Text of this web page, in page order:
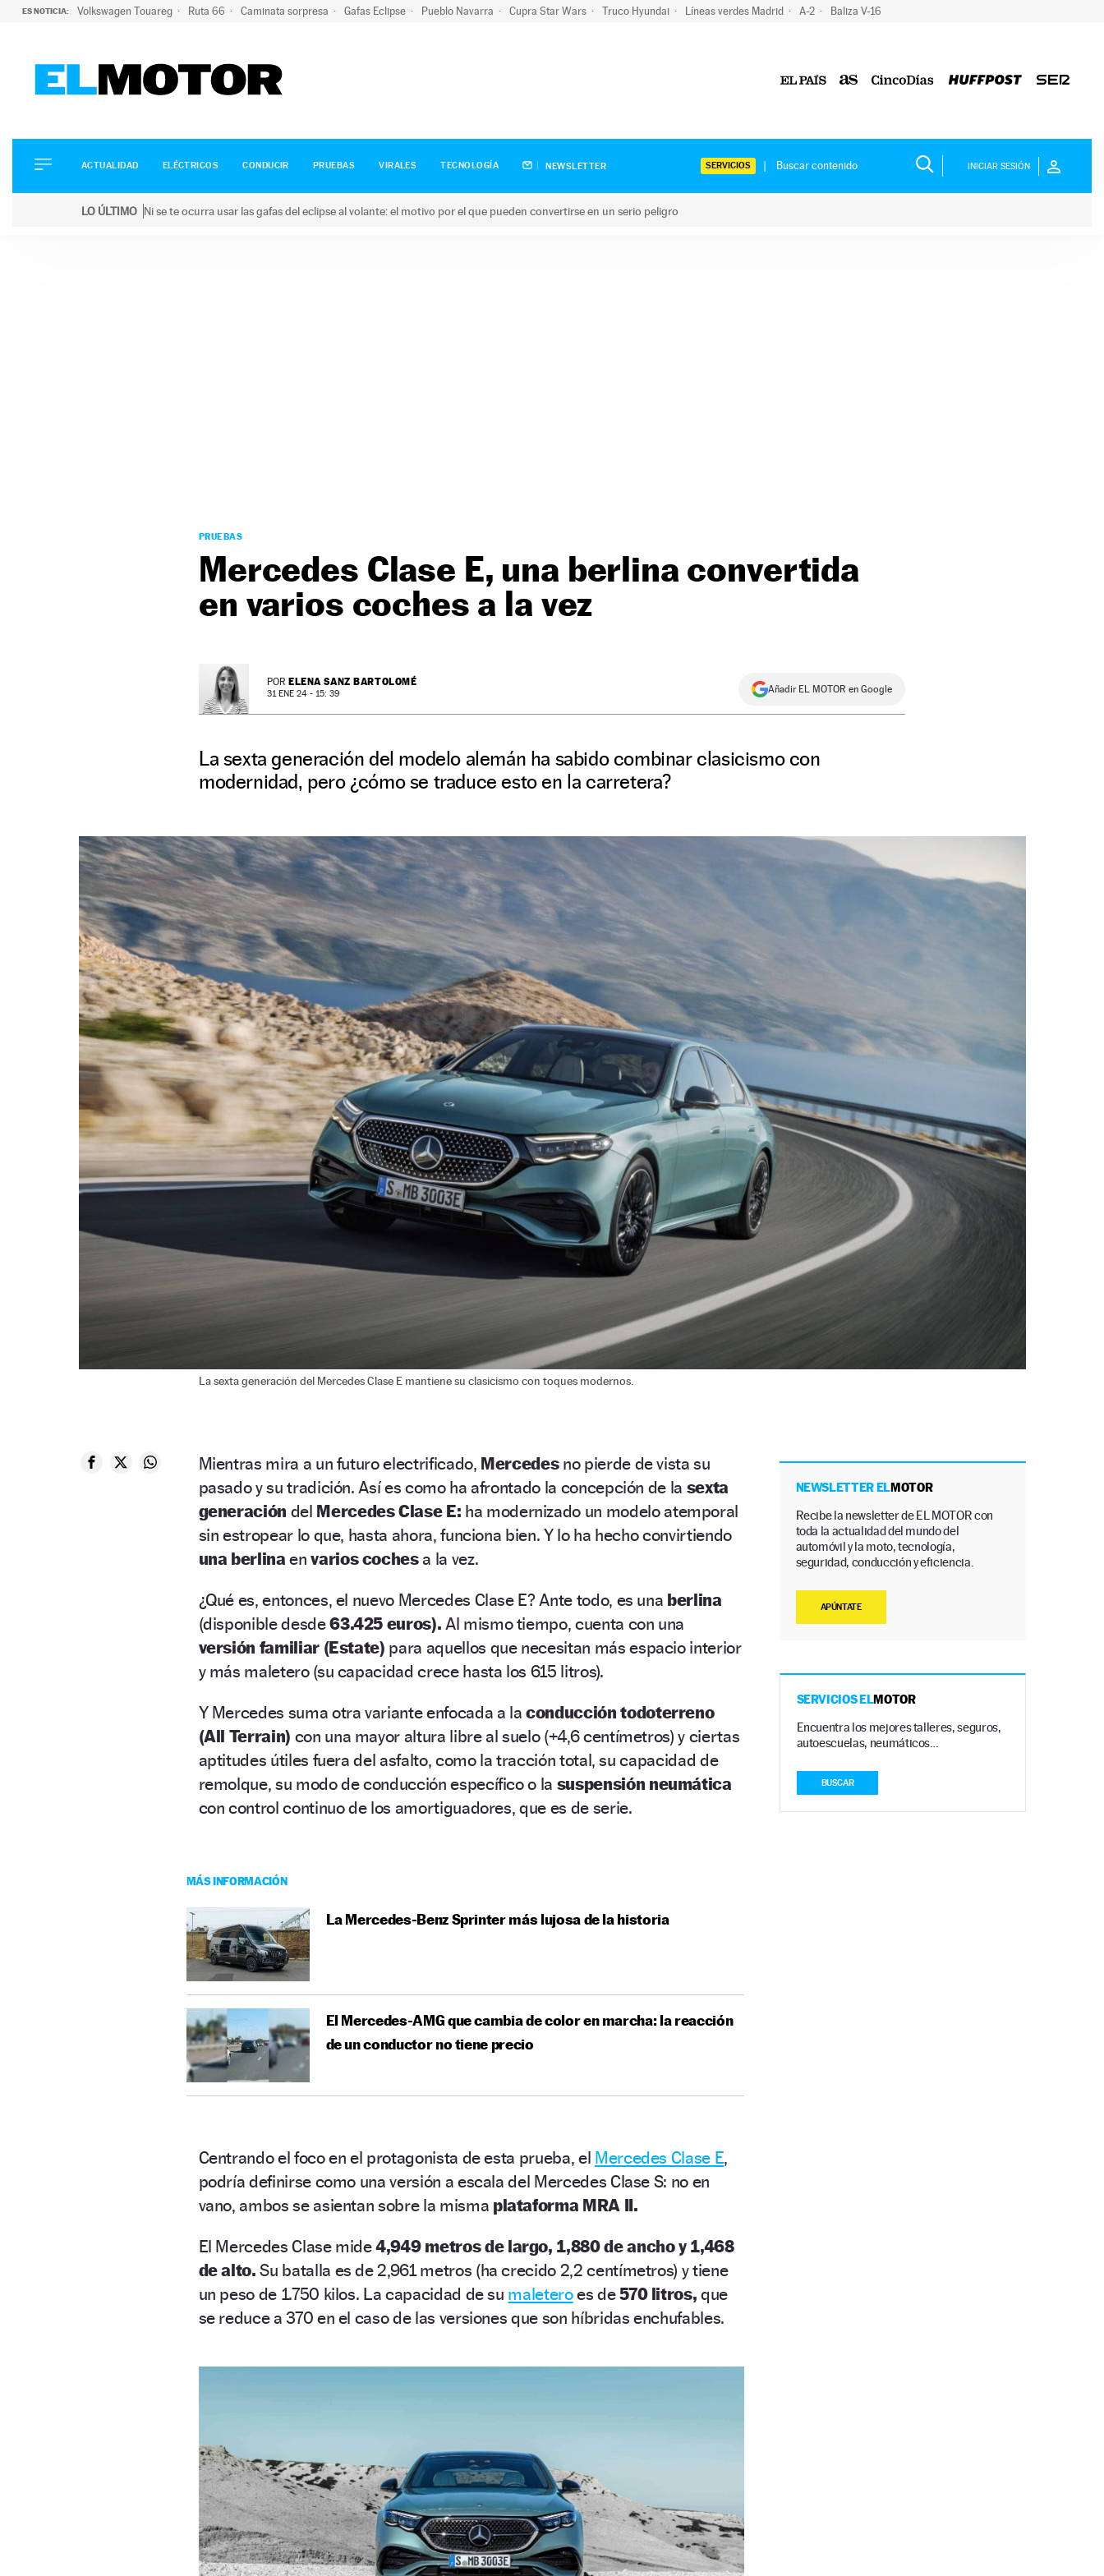
ES NOTICIA: Volkswagen Touareg Ruta 66 Caminata sorpresa Gafas Eclipse Pueblo Navarra Cupra Star Wars Truco Hyundai Líneas verdes Madrid A-2 Baliza V-16
ELÉCTRICOS
CONDUCIR
ACTUALIDAD ELÉCTRICOS CONDUCIR PRUEBAS VIRALES TECNOLOGÍA NEWSLETTER SERVICIOS INICIAR SESIÓN
LO ÚLTIMO Ni se te ocurra usar las gafas del eclipse al volante: el motivo por el que pueden convertirse en un serio peligro
PRUEBAS
Mercedes Clase E, una berlina convertida
en varios coches a la vez
POR ELENA SANZ BARTOLOMÉ
31 ENE 24 - 15: 39 Añadir EL MOTOR en Google
La sexta generación del modelo alemán ha sabido combinar clasicismo con
modernidad, pero ¿cómo se traduce esto en la carretera?
La sexta generación del Mercedes Clase E mantiene su clasicismo con toques modernos.
Mientras mira a un futuro electrificado, Mercedes no pierde de vista su
pasado y su tradición. Así es como ha afrontado la concepción de la sexta
generación del Mercedes Clase E: ha modernizado un modelo atemporal
sin estropear lo que, hasta ahora, funciona bien. Y lo ha hecho convirtiendo
una berlina en varios cochesa la vez.
¿Qué es, entonces, el nuevo Mercedes Clase E? Ante todo, es una berlina
(disponible desde63.425 euros). Al mismo tiempo, cuenta con una
versión familiar (Estate) para aquellos que necesitan más espacio interior
y más maletero (su capacidad crece hasta los 615 litros).
Y Mercedes suma otra variante enfocada a la conducción todoterreno
(All Terrain) con una mayor altura libre al suelo (+4,6 centímetros) y ciertas
aptitudes útiles fuera del asfalto, como la tracción total, su capacidad de
remolque, su modo de conducción específico o la suspensión neumática
con control continuo de los amortiguadores, que es de serie.
MÁS INFORMACIÓN
La Mercedes-Benz Sprinter más lujosa de la historia
El Mercedes-AMG que cambia de color en marcha: la reacción
de un conductor no tiene precio
Centrando el foco en el protagonista de esta prueba, el Mercedes Clase E,
podría definirse como una versión a escala del Mercedes Clase S: no en
vano, ambos se asientan sobre la misma plataforma MRA II.
El Mercedes Clase mide4,949 metros de largo, 1,880 de ancho y 1,468
de alto. Su batalla es de 2,961 metros (ha crecido 2,2 centímetros) y tiene
un peso de 1.750 kilos. La capacidad de su maleteroes de570 litros, que
se reduce a 370 en el caso de las versiones que son híbridas enchufables.
NEWSLETTER ELMOTOR
Recibe la newsletter de EL MOTOR con
toda la actualidad del mundo del
automóvil y la moto, tecnología,
seguridad, conducción y eficiencia.
APÚNTATE
SERVICIOS ELMOTOR
Encuentra los mejores talleres, seguros,
autoescuelas, neumáticos…
BUSCAR